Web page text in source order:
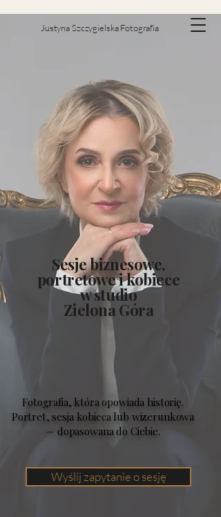
Sesje biznesowe,
portretowe i kobiece
w studio
Zielona Góra
Fotografia, która opowiada historię.
Portret, sesja kobieca lub wizerunkowa
— dopasowana do Ciebie.
Wyślij zapytanie o sesję
Justyna Szczygielska Fotografia